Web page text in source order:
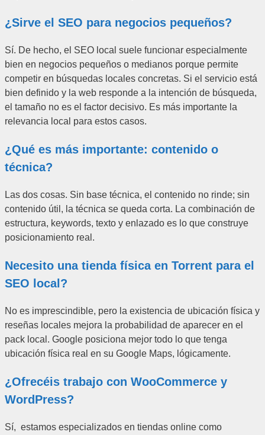
¿Sirve el SEO para negocios pequeños?
Sí. De hecho, el SEO local suele funcionar especialmente
bien en negocios pequeños o medianos porque permite
competir en búsquedas locales concretas. Si el servicio está
bien definido y la web responde a la intención de búsqueda,
el tamaño no es el factor decisivo. Es más importante la
relevancia local para estos casos.
¿Qué es más importante: contenido o
técnica?
Las dos cosas. Sin base técnica, el contenido no rinde; sin
contenido útil, la técnica se queda corta. La combinación de
estructura, keywords, texto y enlazado es lo que construye
posicionamiento real.
Necesito una tienda física en Torrent para el
SEO local?
No es imprescindible, pero la existencia de ubicación física y
reseñas locales mejora la probabilidad de aparecer en el
pack local. Google posiciona mejor todo lo que tenga
ubicación física real en su Google Maps, lógicamente.
¿Ofrecéis trabajo con WooCommerce y
WordPress?
Sí, estamos especializados en tiendas online como